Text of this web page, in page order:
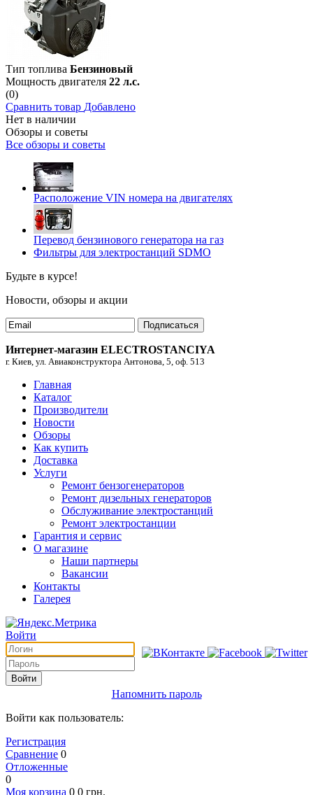
Тип топлива Бензиновый
Мощность двигателя 22 л.с.
(0)
Сравнить товар Добавлено
Нет в наличии
Обзоры и советы
Все обзоры и советы
Расположение VIN номера на двигателях
Перевод бензинового генератора на газ
Фильтры для электростанций SDMO
Будьте в курсе!
Новости, обзоры и акции
Подписаться
Интернет-магазин ELECTROSTANCIYA
г. Киев, ул. Авиаконструктора Антонова, 5, оф. 513
Главная
Каталог
Производители
Новости
Обзоры
Как купить
Доставка
Услуги
Ремонт бензогенераторов
Ремонт дизельных генераторов
Обслуживание электростанций
Ремонт электростанции
Гарантия и сервис
О магазине
Наши партнеры
Вакансии
Контакты
Галерея
Войти
Войти
Напомнить пароль
Войти как пользователь:
Регистрация
Сравнение 0
Отложенные
0
Моя корзина 0 0 грн.